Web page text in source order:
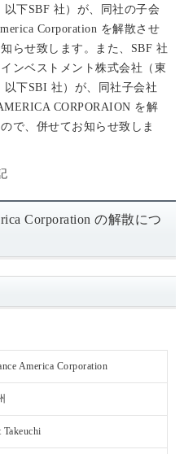
下SBF 社）が、同社の子会
Corporation を解散させ
らせ致します。また、SBF 社
ンベストメント株式会社（東
下SBI 社）が、同社子会社
CORPORAION を解
で、併せてお知らせ致しま
Corporation の解散につ
America Corporation
Takeuchi